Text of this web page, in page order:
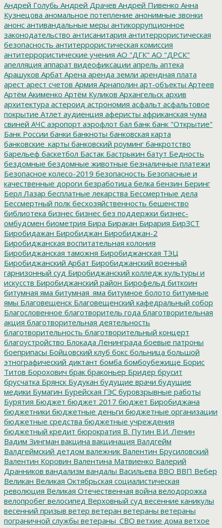
Андрей Голубь Андрей Драчев Андрей Пивенко Анна
Кузнецова аномальное потепление анонимные звонки
анонс антивандальные меры антикоррупционное
законодательство антисанитария антитеррористическая
безопасность антитеррористическая комиссия
антитеррористические учения АО "ДГК" АО "ДРСК"
апелляция аппарат видеофиксации апрель аптека
Арашуков Арбат Арена аренда земли арендная плата
арест арест счетов Армия Арнаполин арт-объекты Артеев
Артём Акименко Артём Куликов Архангельск архив
архитектура астероид астрономия асфальт асфальтовое
покрытие Атлет аудиенция аферисты африканская чума
свиней АЧС аэропорт аэрофлот бал банк банк "Открытие"
Банк России банки банкноты банковская карта
банковские_карты банковский роуминг банкротство
барельеф баскетбол Бастак Бастрыкин батут Бедность
бездомные бездомные животные безналичные платежи
Безопасное колесо-2019 безопасность Безопасные и
качественные дороги безработица белка бензин Беринг
Берл Лазар бесплатные лекарства Бессмертные дела
Бессмертный полк бесхозяйственность бешенство
библиотека бизнес бизнес без поддержки бизнес-
омбудсмен биометрия Бира Биракан Бирария БирЗСТ
Биробидажан Биробиджан Биробиджан-2
Биробиджанская воспитательная колония
Биробиджанская таможня Биробиджанская ТЭЦ
Биробиджанский Арбат Биробиджанский военный
гарнизонный суд Биробиджанский колледж культуры и
искусств Биробиджанский район Бирофельд биткоин
битумная яма битумная_яма битумное болото битумные
ямы Благовещенск Благовещенский кафедральный собор
Благословенное благотворитель года благотворительная
акция благотворительная деятельность
благотворительность благотворительный концерт
благоустройство Блокада Ленинграда боевые патроны
боеприпасы Бойцовский клуб бокс больница большой
этнографический диктант бомба бомбоубежище Борис
Титов Борохович брак браконьер Бридер брусит
брусчатка Брянск Будукан будущие врачи будущие
медики Бумагин Бурейская ГЭС буровзрывные работы
Бурятия Бюджет бюджет 2017 бюджет Биробиджана
бюджетники бюджетные деньги бюджетные организации
бюджетные средства бюджетные учреждения
бюджетный кредит бюрократия В. Путин В.И. Ленин
Вадим Зингман вакцина вакцинация Валдгейм
Валдгеймский детдом валежник Валентин Брусиловский
Валентин Коровин Валентина Матвиенко Валерий
Дранников вандализм вандалы Васильева ВВО ВВП Вебер
Великан Великая Октябрьская социалистическая
революция Великая Отечественная война велодорожка
велопробег велосипед Верховный суд весенние каникулы
весенний призыв ветер ветеран ветераны ветераны
пограничной службы ветераны_СВО ветхие дома ветхое